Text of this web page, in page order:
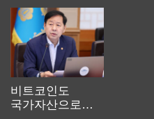
비트코인도
국가자산으로…'